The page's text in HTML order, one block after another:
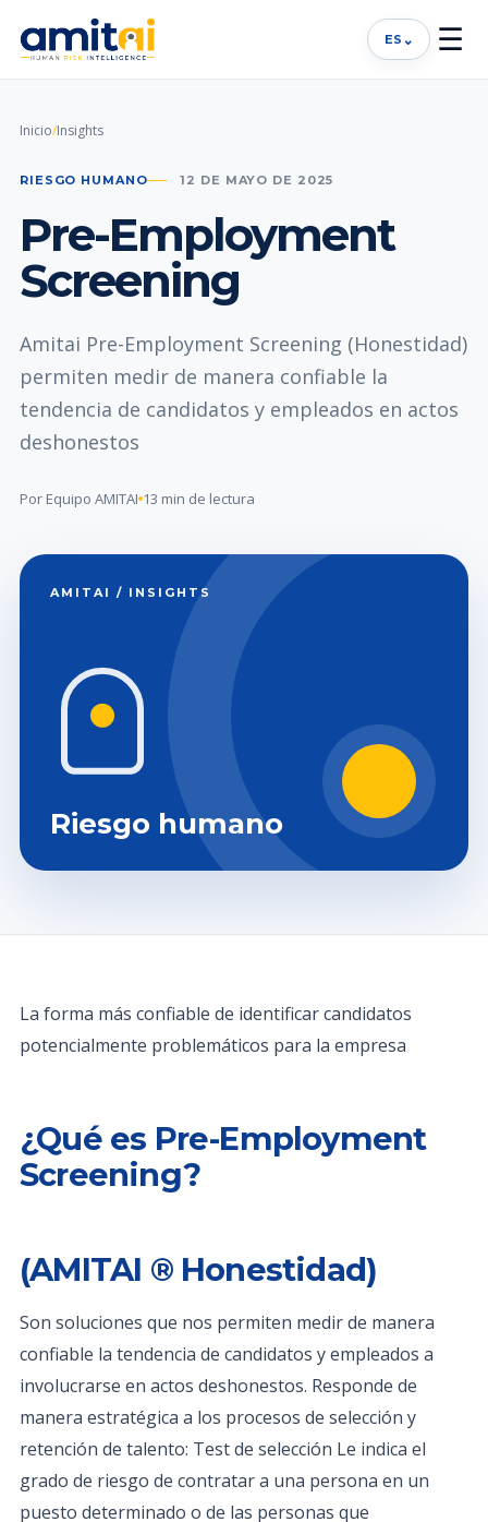
ES ⌄ ☰
Inicio/Insights
RIESGO HUMANO 12 DE MAYO DE 2025
Pre-Employment
Screening
Amitai Pre-Employment Screening (Honestidad)
permiten medir de manera confiable la
tendencia de candidatos y empleados en actos
deshonestos
Por Equipo AMITAI 13 min de lectura
AMITAI / INSIGHTS
Riesgo humano
La forma más confiable de identificar candidatos
potencialmente problemáticos para la empresa
¿Qué es Pre-Employment
Screening?
(AMITAI ® Honestidad)
Son soluciones que nos permiten medir de manera
confiable la tendencia de candidatos y empleados a
involucrarse en actos deshonestos. Responde de
manera estratégica a los procesos de selección y
retención de talento: Test de selección Le indica el
grado de riesgo de contratar a una persona en un
puesto determinado o de las personas que